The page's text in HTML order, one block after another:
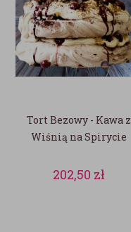
Tort Bezowy - Kawa z
Wiśnią na Spirycie
202,50 zł